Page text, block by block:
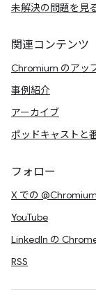
未解決の問題を見
関連コンテンツ
Chromium のアッ
事例紹介
アーカイブ
ポッドキャストと
フォロー
X での
YouTube
LinkedIn の
RSS